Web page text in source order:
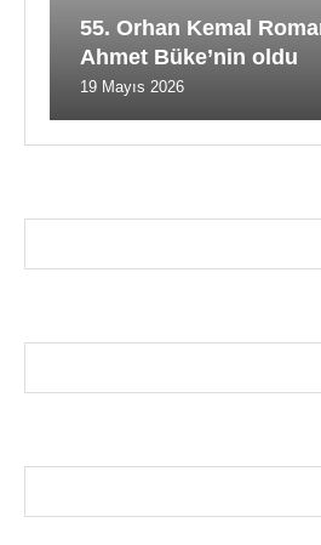
55. Orhan Kemal
Ahmet Büke’nin oldu
19 Mayıs 2026